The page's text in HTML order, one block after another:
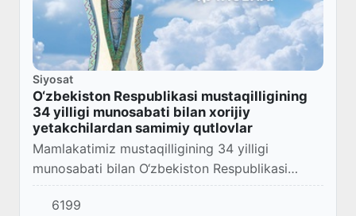
Siyosat
O‘zbekiston Respublikasi mustaqilligining
34 yilligi munosabati bilan xorijiy
yetakchilardan samimiy qutlovlar
Mamlakatimiz mustaqilligining 34 yilligi
munosabati bilan O‘zbekiston Respublikasi
Prezidenti Shavkat Mirziyoyev nomiga xorijiy
davlatlar, parlamentlar va hukumatlar, yetakchi
6199